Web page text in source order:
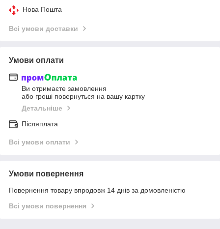
Нова Пошта
Всі умови доставки
Умови оплати
Ви отримаєте замовлення
або гроші повернуться на вашу картку
Детальніше
Післяплата
Всі умови оплати
Умови повернення
Повернення товару впродовж 14 днів за домовленістю
Всі умови повернення